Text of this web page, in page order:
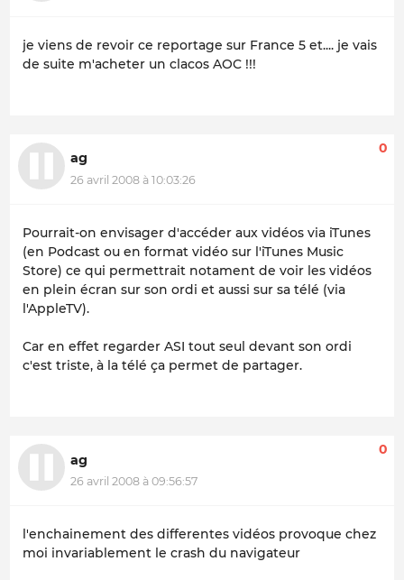
je viens de revoir ce reportage sur France 5 et.... je vais
de suite m'acheter un clacos AOC !!!
ag
26 avril 2008 à 10:03:26
0
Pourrait-on envisager d'accéder aux vidéos via iTunes
(en Podcast ou en format vidéo sur l'iTunes Music
Store) ce qui permettrait notament de voir les vidéos
en plein écran sur son ordi et aussi sur sa télé (via
l'AppleTV).
Car en effet regarder ASI tout seul devant son ordi
c'est triste, à la télé ça permet de partager.
ag
26 avril 2008 à 09:56:57
0
l'enchainement des differentes vidéos provoque chez
moi invariablement le crash du navigateur